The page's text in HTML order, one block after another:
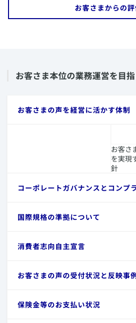
お客さまからの
お客さま本位の業務運営を目
​お客さまの声を経営に活かす体制
お客さ
を実現
針
コーポレートガバナンスとコンプ
​国際規格の準拠について
​消費者志向自主宣言
お客さまの声の受付状況と反映事
​保険金等のお支払い状況